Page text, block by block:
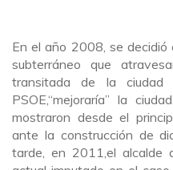
En el año 2008 se decidió
subterráneo que
transitada de la
PSOE“mejoraría” la ciudad
mostraron desde el
ante la construcción de
tarde, en 2011 el alcalde